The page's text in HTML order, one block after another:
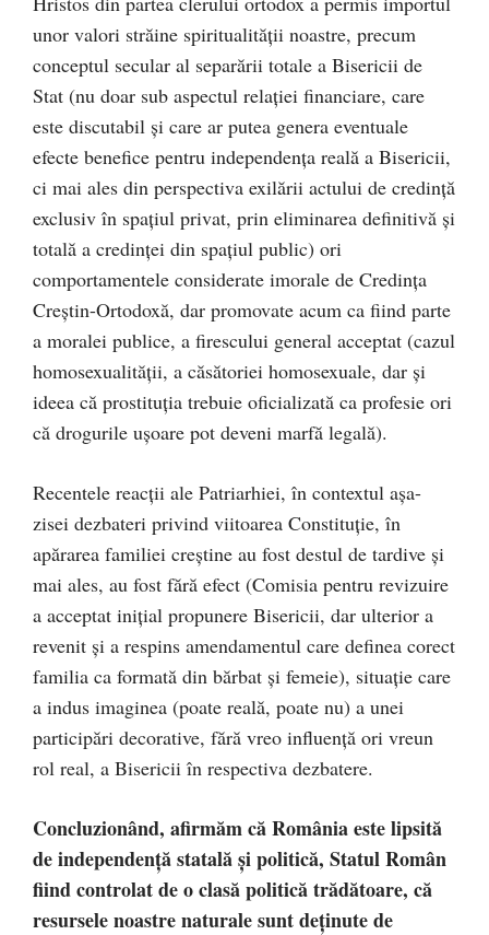
unor valori străine spiritualităţii noastre, precum
conceptul secular al separării totale a Bisericii de
Stat (nu doar sub aspectul relaţiei financiare, care
este discutabil şi care ar putea genera eventuale
efecte benefice pentru independenţa reală a Bisericii,
ci mai ales din perspectiva exilării actului de credinţă
exclusiv în spaţiul privat, prin eliminarea definitivă şi
totală a credinţei din spaţiul public) ori
comportamentele considerate imorale de Credinţa
Creştin-Ortodoxă, dar promovate acum ca fiind parte
a moralei publice, a firescului general acceptat (cazul
homosexualităţii, a căsătoriei homosexuale, dar şi
ideea că prostituţia trebuie oficializată ca profesie ori
că drogurile uşoare pot deveni marfă legală).
Recentele reacţii ale Patriarhiei, în contextul aşa-
zisei dezbateri privind viitoarea Constituţie, în
apărarea familiei creştine au fost destul de tardive şi
mai ales, au fost fără efect (Comisia pentru revizuire
a acceptat iniţial propunere Bisericii, dar ulterior a
revenit şi a respins amendamentul care definea corect
familia ca formată din bărbat şi femeie), situaţie care
a indus imaginea (poate reală, poate nu) a unei
participări decorative, fără vreo influenţă ori vreun
rol real, a Bisericii în respectiva dezbatere.
Concluzionând, afirmăm că România este lipsită
de independenţă statală şi politică, Statul Român
fiind controlat de o clasă politică trădătoare, că
resursele noastre naturale sunt deţinute de